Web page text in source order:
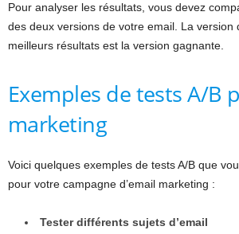
Pour analyser les résultats, vous devez
des deux versions de votre email. La version
meilleurs résultats est la version gagnante.
Exemples de tests A/B
marketing
Voici quelques exemples de tests A/B que
pour votre campagne d’email marketing :
Tester différents sujets d’email